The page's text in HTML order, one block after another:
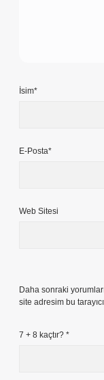
İsim*
E-Posta*
Web Sitesi
Daha sonraki
site adresim bu
7 + 8 kaçtır? *